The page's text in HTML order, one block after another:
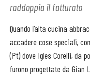
raddoppia il fatturato
Quando l’alta cucina
accadere cose speciali,
(Pt) dove Igles Corelli, da
furono progettate da Gian